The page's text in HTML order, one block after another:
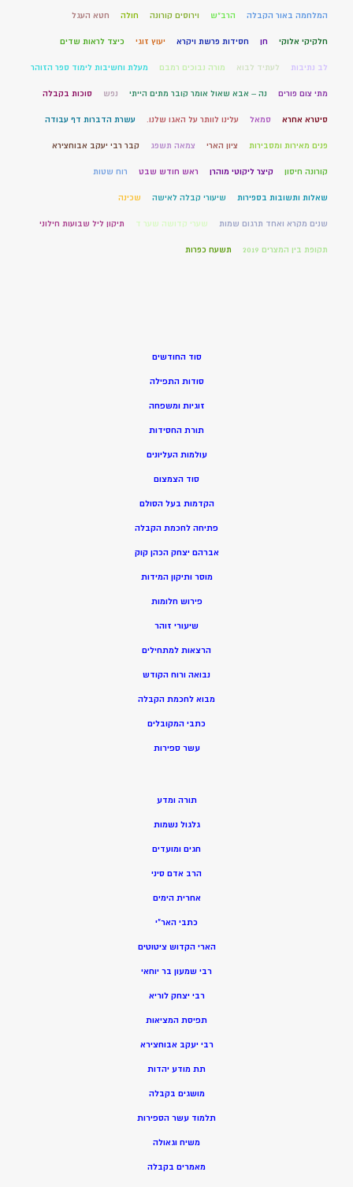
המלחמה באור הקבלה הרב"ש וירוסים קורונה חולה חטא העגל
חלקיקי אלוקי חן חסידות פרשת ויקרא יעוץ זוגי כיצד לראות שדים
לב נתיבות לעתיד לבוא מורה נבוכים רמבם מעלת וחשיבות לימוד ספר הזוהר
מתי צום פורים נה – אבא שאול אומר קובר מתים הייתי נפש סוכות בקבלה
סיטרא אחרא סמאל עלינו לוותר על האגו שלנו. עשרת הדברות דף עבודה
פנים מאירות ומסבירות ציון הארי צמאה תשפג קבר רבי יעקב אבוחצירא
קורונה חיסון קיצר ליקוטי מוהרן ראש חודש שבט רוח שטות
שאלות ותשובות בספירות שיעורי קבלה לאישה שכינה
שנים מקרא ואחד תרגום שמות שערי קדושה שער ד תיקון ליל שבועות חילוני
תקופת בין המצרים 2019 תשעח כפרות
סוד החודשים
סודות התפילה
זוגיות ומשפחה
תורת החסידות
עולמות העליונים
סוד הצמצום
הקדמות בעל הסולם
פתיחה לחכמת הקבלה
אברהם יצחק הכהן קוק
מוסר ותיקון המידות
פירוש חלומות
שיעורי זוהר
הרצאות למתחילים
נבואה ורוח הקודש
מבוא לחכמת הקבלה
כתבי המקובלים
עשר ספירות
תורה ומדע
גלגול נשמות
חגים ומועדים
הרב אדם סיני
אחרית הימים
כתבי האר”י
הארי הקדוש ציטוטים
רבי שמעון בר יוחאי
רבי יצחק לוריא
תפיסת המציאות
רבי יעקב אבוחצירא
תת מודע יהדות
מושגים בקבלה
תלמוד עשר הספירות
משיח וגאולה
מאמרים בקבלה